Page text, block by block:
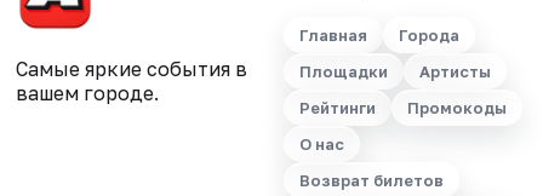
Самые яркие события в
вашем городе.
Главная
Города
Площадки
Артисты
Рейтинги
Промокоды
О нас
Возврат билетов